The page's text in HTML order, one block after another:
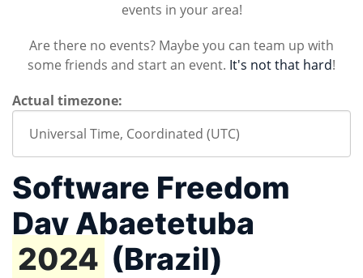
events in your area!
Are there no events? Maybe you can team up with
some friends and start an event. It's not that hard!
Actual timezone:
Software Freedom
Day Abaetetuba
2024 (Brazil)